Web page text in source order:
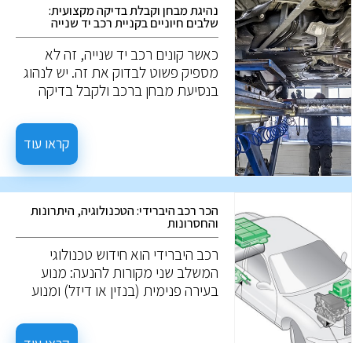
נהיגת מבחן וקבלת בדיקה מקצועית:
שלבים חיוניים בקניית רכב יד שנייה
כאשר קונים רכב יד שנייה, זה לא
מספיק פשוט לבדוק את זה. יש לנהוג
בנסיעת מבחן ברכב ולקבל בדיקה
שאתה צריך לדעת: לפני נסיעת
המבחן, אפשר לבחון נזקים חיצוניים,
שפשופים, נזק לצבע, חלודה, ואף
פנסים, והמצב החיצוני של הרכב. יחד,
פרטים אלו יכולים להעיד על הטיפול
שהרכב מקבל, אך לא תמיד. ייתכן
שרכב הנראה מושך מבחוץ, עבר
טיפול שטחי בלבד למטרת המכירה.
קראו עוד
הכר רכב היברידי: הטכנולוגיה, היתרונות
והחסרונות
רכב היברידי הוא חידוש טכנולוגי
המשלב שני מקורות להנעה: מנוע
בעירה פנימית (בנזין או דיזל) ומנוע
להיות יעיל יותר בצריכת הדלק ולפחות